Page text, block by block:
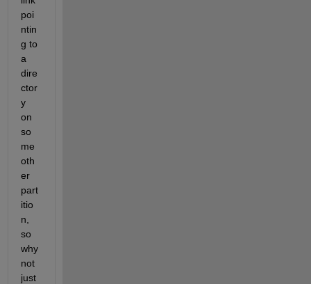
poi
ntin
g to
a
dire
ctor
y
on
so
me
oth
er
part
itio
n,
so
why
not
just